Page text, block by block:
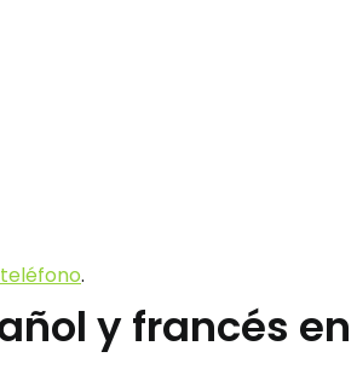
.
y francés en